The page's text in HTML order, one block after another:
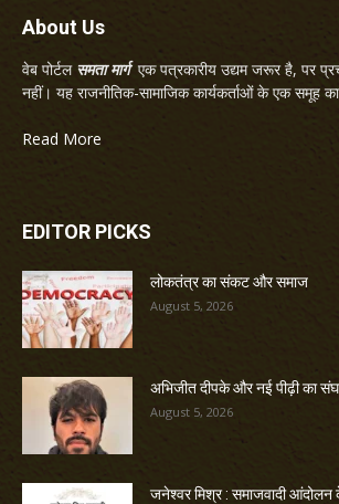
About Us
वेब पोर्टल समता मार्गएक पत्रकारीय उद्यम जरूर है, पर
नहीं। यह राजनीतिक-सामाजिक कार्यकर्ताओं के एक समूह
Read More
EDITOR PICKS
लोकतंत्र का संकट और समाज
August 5, 2026
अभिजीत दीपके और नई पीढ़ी का
August 5, 2026
जनेश्वर मिश्र : समाजवादी आंदोलन